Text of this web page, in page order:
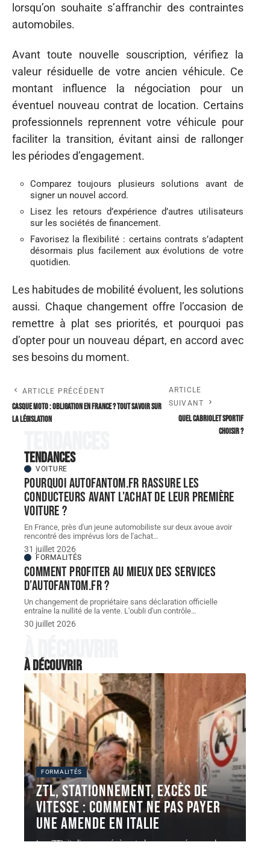
lorsqu’on souhaite s’affranchir des contraintes
automobiles.
Avant toute nouvelle souscription, vérifiez la
valeur résiduelle de votre ancien véhicule. Ce
montant influence la négociation pour un
éventuel nouveau contrat de location. Certains
professionnels reprennent votre véhicule pour
faciliter la transition, évitant ainsi de rallonger
les périodes d’engagement.
Comparez toujours plusieurs solutions avant de
signer un nouvel accord.
Lisez les retours d’expérience d’autres utilisateurs
sur les sociétés de financement.
Favorisez la flexibilité : certains contrats s’adaptent
désormais plus facilement aux évolutions de votre
quotidien.
Les habitudes de mobilité évoluent, les solutions
aussi. Chaque changement offre l’occasion de
remettre à plat ses priorités, et pourquoi pas
d’opter pour un nouveau départ, en accord avec
ses besoins du moment.
ARTICLE PRÉCÉDENT
Casque moto : obligation en France ? Tout savoir sur
la législation
ARTICLE
SUIVANT
Quel cabriolet sportif
choisir ?
Tendances
VOITURE
Pourquoi autofantom.fr rassure les
conducteurs avant l’achat de leur première
voiture ?
En France, près d'un jeune automobiliste sur deux avoue avoir
rencontré des imprévus lors de l'achat…
31 juillet 2026
FORMALITÉS
Comment profiter au mieux des services
d’autofantom.fr ?
Un changement de propriétaire sans déclaration officielle
entraîne la nullité de la vente. L'oubli d'un contrôle…
30 juillet 2026
À découvrir
À découvrir
FORMALITÉS
ZTL, stationnement, excès de
vitesse : comment ne pas payer
une AMENDE en Italie
Les ZTL italiennes génèrent chaque année un volume